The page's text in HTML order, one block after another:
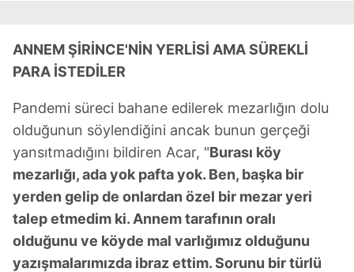
kullanılmaktadır. Bu çerezler vasıtasıyla çeşitli kişisel
verileriniz işlenmekte olup gerekli olan çerezler bilgi
kullanılmaktadır. Diğer çerezler, sitemizin daha işlevsel
kılınması ve kişiselleştirilmesi ve sizlere yönelik
reklam/pazarlama faaliyetlerinin yapılması, amaçlarıyla
sınırlı olarak açık rızanız dahilinde kullanılacaktır.
Çerezlere ilişkin tercihlerinizi aşağıda yer alan panel
vasıtasıyla belirleyebilirsiniz. Çerezlere ilişkin detaylı bilgi
için Ayarlar butonuna tıklayabilir,Çerez Bilgilendirme
Metnimiziziyaret edebilirsiniz.
ANNEM ŞİRİNCE'NİN YERLİSİ AMA SÜREKLİ
PARA İSTEDİLER
Pandemi süreci bahane edilerek mezarlığın dolu
olduğunun söylendiğini ancak bunun gerçeği
yansıtmadığını bildiren Acar, "Burası köy
mezarlığı, ada yok pafta yok. Ben, başka bir
yerden gelip de onlardan özel bir mezar yeri
talep etmedim ki. Annem tarafının oralı
olduğunu ve köyde mal varlığımız olduğunu
yazışmalarımızda ibraz ettim. Sorunu bir türlü